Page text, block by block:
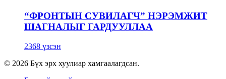
“ФРОНТЫН СУВИЛАГЧ” НЭРЭМЖИТ
ШАГНАЛЫГ ГАРДУУЛЛАА
2368 үзсэн
© 2026 Бүх эрх хуулиар хамгаалагдсан.